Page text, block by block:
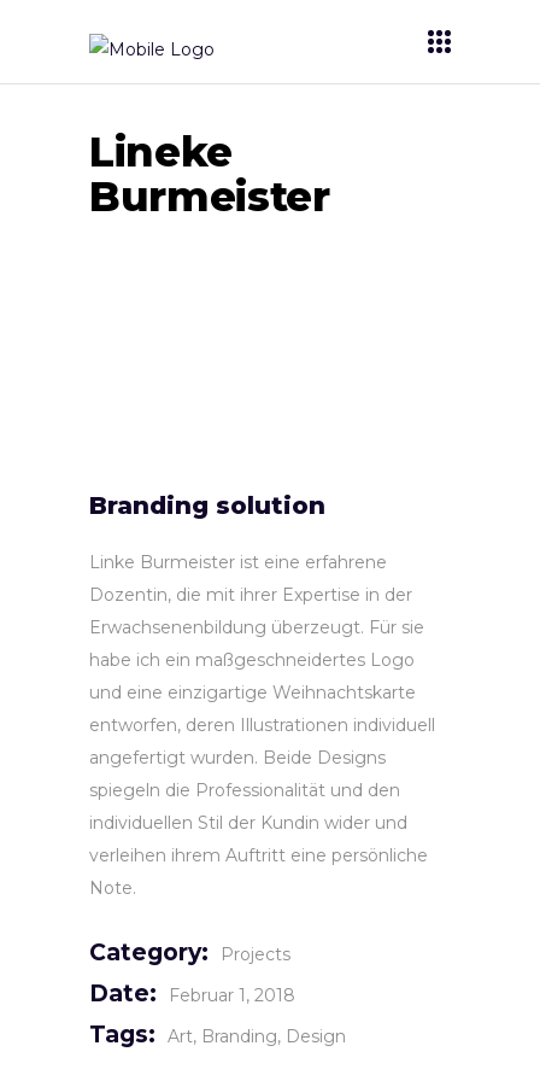
Lineke
Burmeister
Branding solution
Linke Burmeister ist eine erfahrene
Dozentin, die mit ihrer Expertise in der
Erwachsenenbildung überzeugt. Für sie
habe ich ein maßgeschneidertes Logo
und eine einzigartige Weihnachtskarte
entworfen, deren Illustrationen individuell
angefertigt wurden. Beide Designs
spiegeln die Professionalität und den
individuellen Stil der Kundin wider und
verleihen ihrem Auftritt eine persönliche
Note.
Category: Projects
Date: Februar 1, 2018
Tags: Art Branding Design